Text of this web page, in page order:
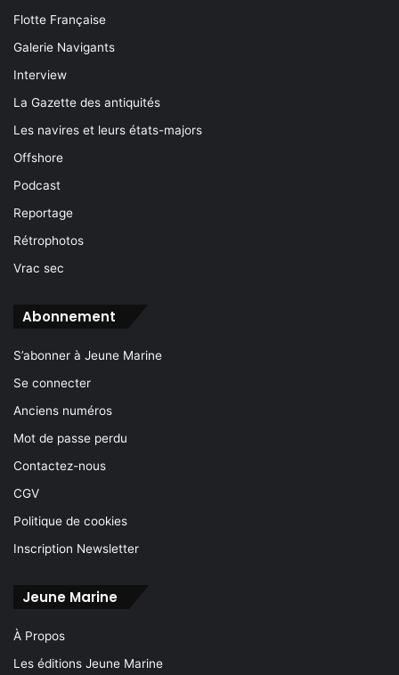
Flotte Française
Galerie Navigants
Interview
La Gazette des antiquités
Les navires et leurs états-majors
Offshore
Podcast
Reportage
Rétrophotos
Vrac sec
Abonnement
S’abonner à Jeune Marine
Se connecter
Anciens numéros
Mot de passe perdu
Contactez-nous
CGV
Politique de cookies
Inscription Newsletter
Jeune Marine
À Propos
Les éditions Jeune Marine